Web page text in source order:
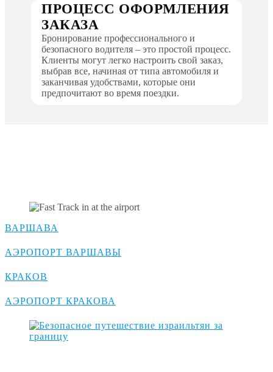
ПРОЦЕСС ОФОРМЛЕНИЯ
ЗАКАЗА
Бронирование профессионального и
безопасного водителя – это простой процесс.
Клиенты могут легко настроить свой заказ,
выбрав все, начиная от типа автомобиля и
заканчивая удобствами, которые они
предпочитают во время поездки.
ВАРШАВА
АЭРОПОРТ ВАРШАВЫ
КРАКОВ
АЭРОПОРТ КРАКОВА